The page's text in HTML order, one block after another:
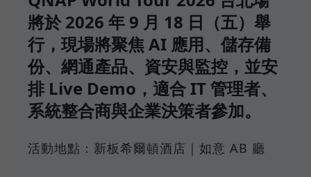
將於 2026 年 9 月 18 日（五）舉
行，現場將聚焦 AI 應用、儲存備
份、網通產品、資安與監控，並安
排 Live Demo，適合 IT 管理者、
系統整合商與企業決策者參加。
活動地點：新板希爾頓酒店｜如意 AB 廳